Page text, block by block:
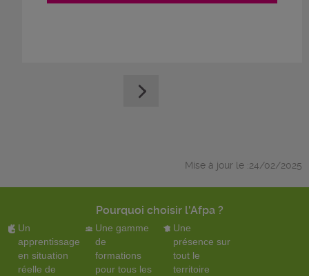
Mise à jour le :24/02/2025
Pourquoi choisir l'Afpa ?
Un
apprentissage
en situation
réelle de
Une gamme
de
formations
pour tous les
Une
présence sur
tout le
territoire